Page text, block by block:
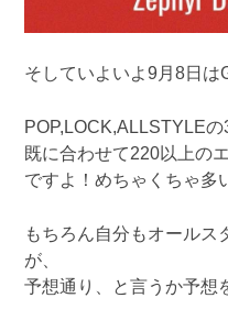
そしていよいよ9月8日は
POP,LOCK,ALLSTYLE
既に合わせて220以上の
ですよ！めちゃくちゃ多
もちろん自分もオールス
が、
予想通り、と言うか予想